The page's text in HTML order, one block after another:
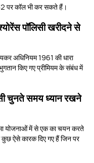
पर कॉल भी कर सकते हैं।
पॉलिसी खरीदने से
अधिनियम 1961 की धारा
किए गए प्रीमियम के संबंध में
चुनते समय ध्यान रखने
योजनाओं में से एक का चयन करते
ऐसे कारक दिए गए हैं जिन पर